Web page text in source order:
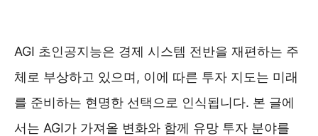
AGI 초인공지능은 경제 시스템 전반을 재편하는 주
체로 부상하고 있으며, 이에 따른 투자 지도는 미래
를 준비하는 현명한 선택으로 인식됩니다. 본 글에
서는 AGI가 가져올 변화와 함께 유망 투자 분야를